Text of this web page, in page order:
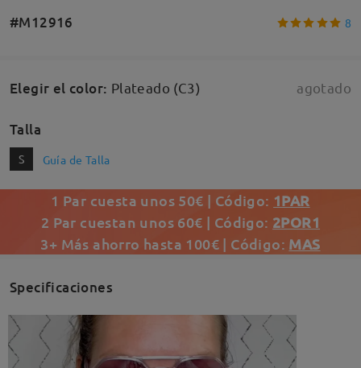
#M12916 8
Elegir el color: Plateado (C3) agotado
Talla
S Guía de Talla
1 Par cuesta unos 50€ | Código: 1PAR
2 Par cuestan unos 60€ | Código: 2POR1
3+ Más ahorro hasta 100€ | Código: MAS
Specificaciones